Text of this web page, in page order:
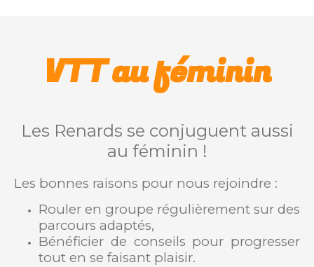
VTT au féminin
Les Renards se conjuguent aussi
au féminin !
Les bonnes raisons pour nous rejoindre :
Rouler en groupe régulièrement sur des
parcours adaptés,
Bénéficier de conseils pour progresser
tout en se faisant plaisir.